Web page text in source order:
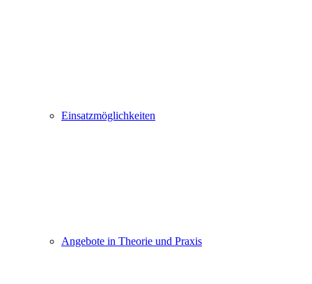
Einsatzmöglichkeiten
Angebote in Theorie und Praxis